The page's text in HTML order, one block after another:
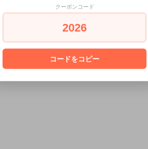
クーポンコード
2026
コードをコピー